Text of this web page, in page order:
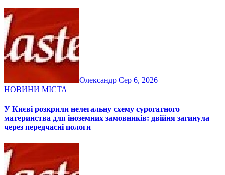
Олександр Сер 6, 2026
НОВИНИ МІСТА
У Києві розкрили нелегальну схему сурогатного
материнства для іноземних замовників: двійня загинула
через передчасні пологи